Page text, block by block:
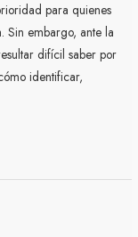
para quienes
Sin embargo, ante la
difícil saber por
identificar,